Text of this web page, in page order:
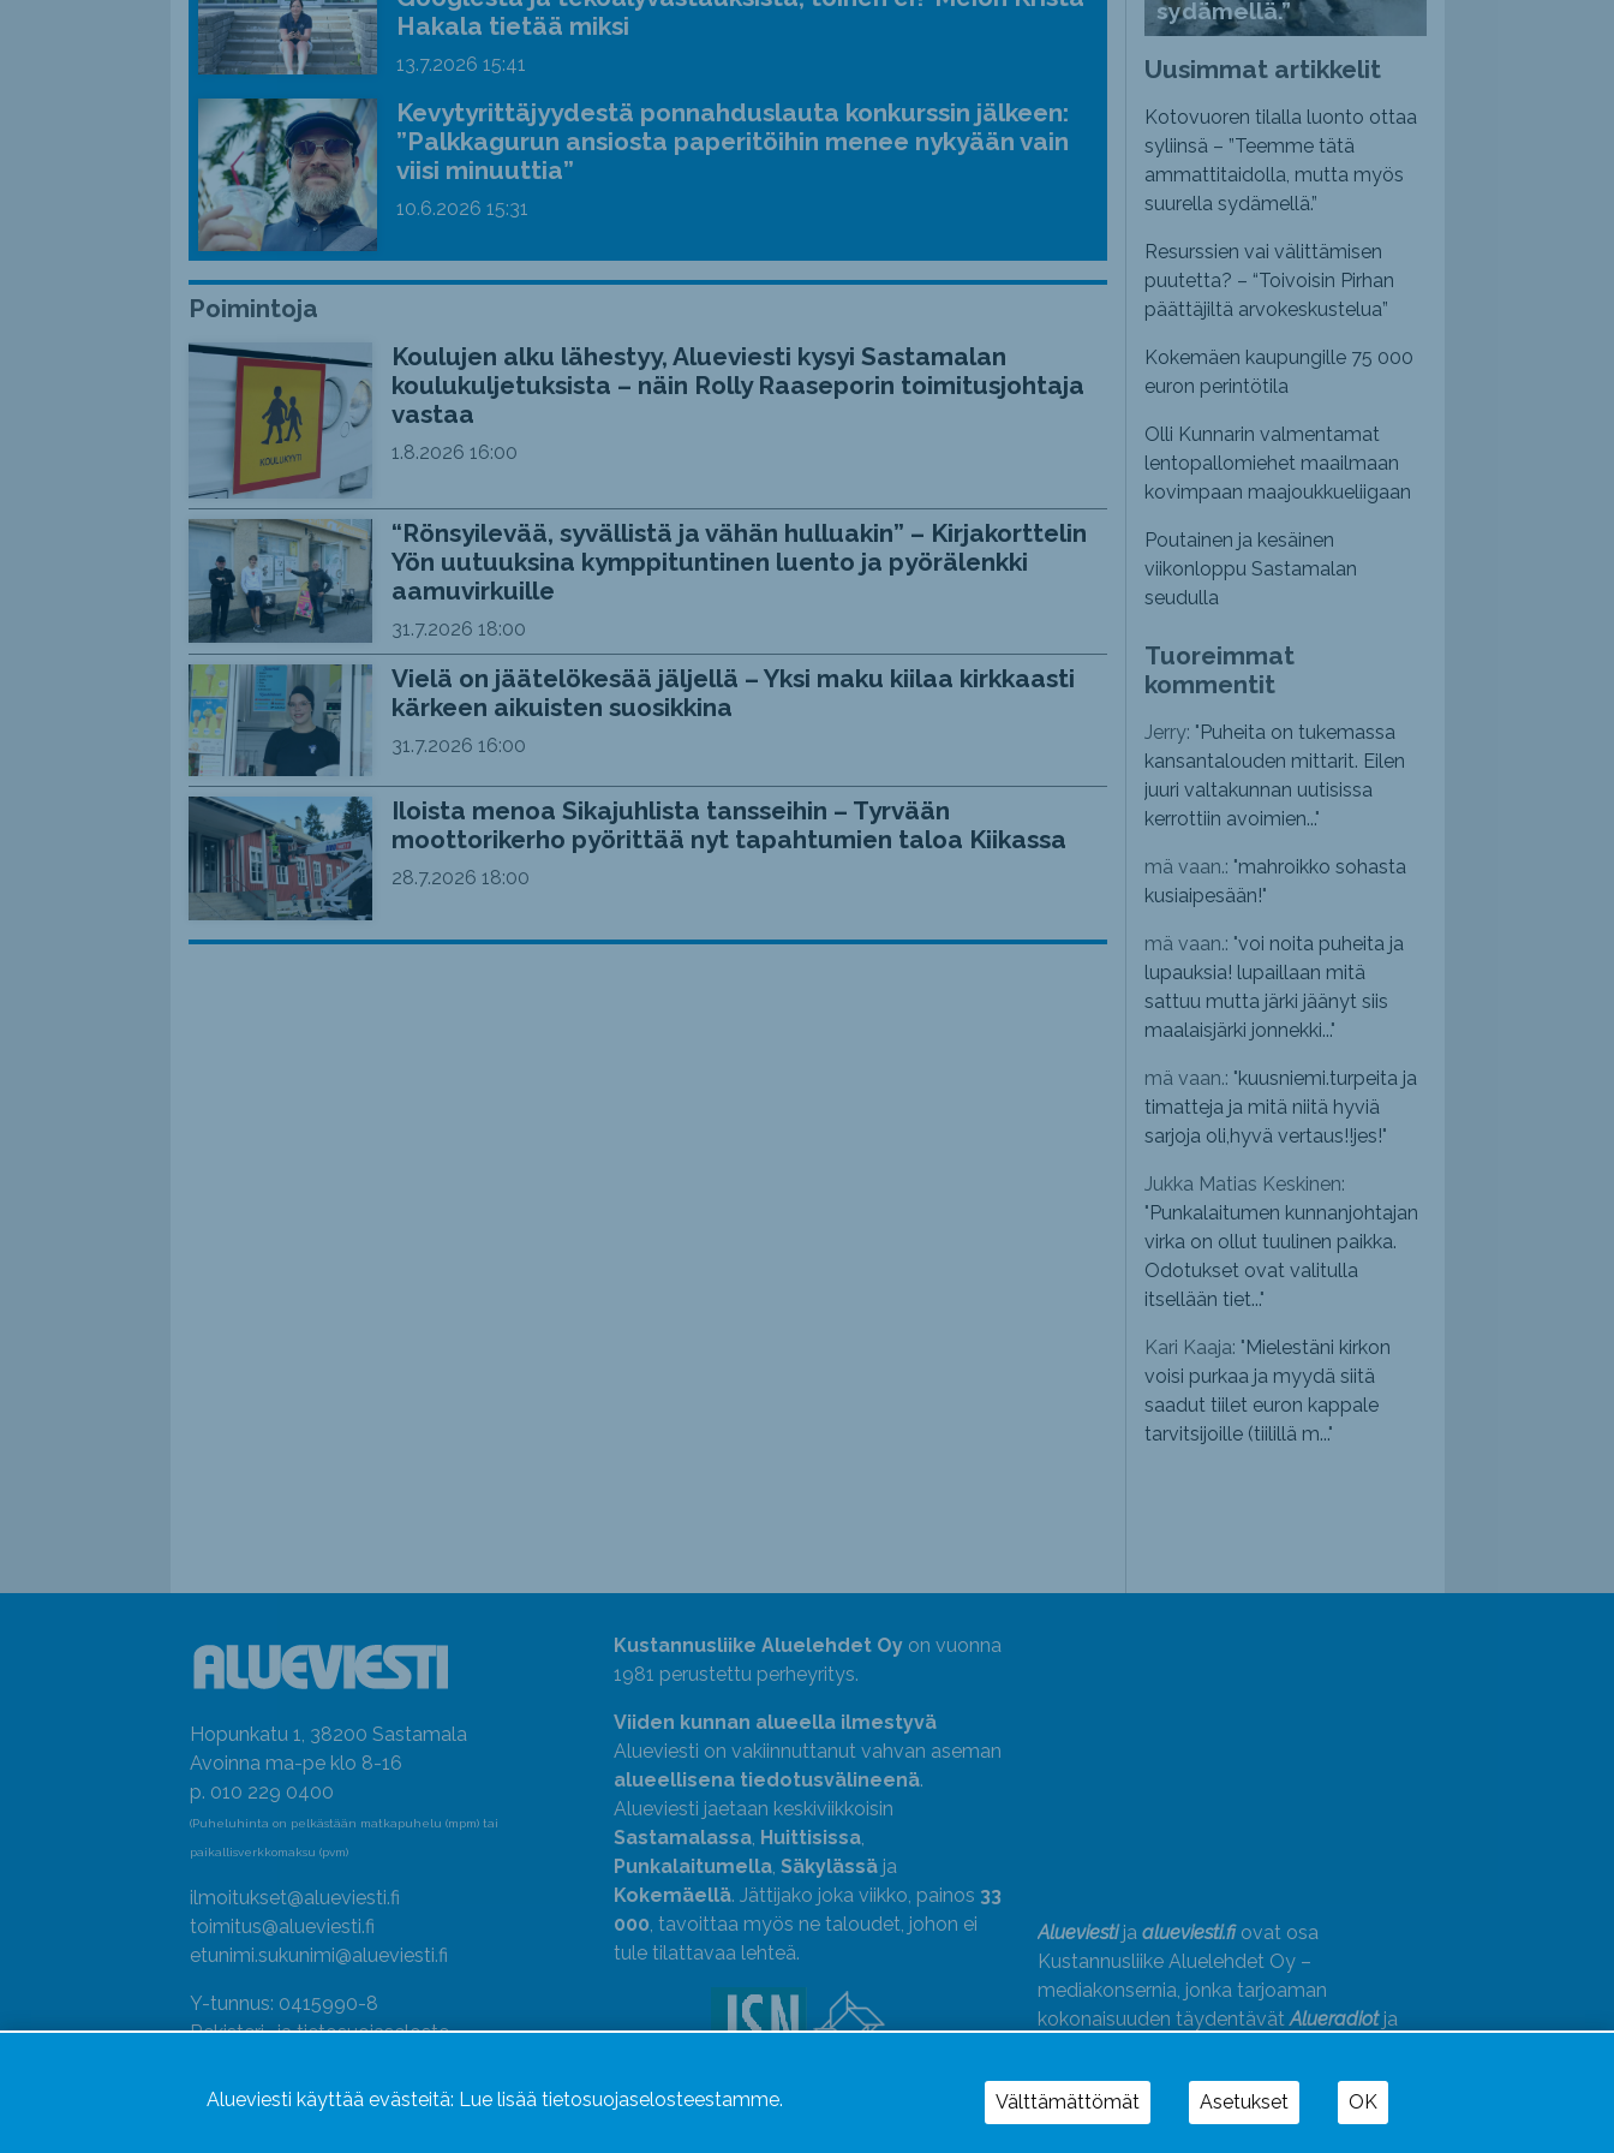
äänenvoimakkuutta
pienemmäksi.
Hakala tietää miksi
13.7.2026 15:41
Kevytyrittäjyydestä ponnahduslauta konkurssin jälkeen:
”Palkkagurun ansiosta paperitöihin menee nykyään vain
viisi minuuttia”
10.6.2026 15:31
Poimintoja
Koulujen alku lähestyy, Alueviesti kysyi Sastamalan
koulukuljetuksista – näin Rolly Raaseporin toimitusjohtaja
vastaa
1.8.2026 16:00
“Rönsyilevää, syvällistä ja vähän hulluakin” – Kirjakorttelin
Yön uutuuksina kymppituntinen luento ja pyörälenkki
aamuvirkuille
31.7.2026 18:00
Vielä on jäätelökesää jäljellä – Yksi maku kiilaa kirkkaasti
kärkeen aikuisten suosikkina
31.7.2026 16:00
Iloista menoa Sikajuhlista tansseihin – Tyrvään
moottorikerho pyörittää nyt tapahtumien taloa Kiikassa
28.7.2026 18:00
sydämellä.”
Uusimmat artikkelit
Kotovuoren tilalla luonto ottaa
syliinsä – ”Teemme tätä
ammattitaidolla, mutta myös
suurella sydämellä.”
Resurssien vai välittämisen
puutetta? – “Toivoisin Pirhan
päättäjiltä arvokeskustelua”
Kokemäen kaupungille 75 000
euron perintötila
Olli Kunnarin valmentamat
lentopallomiehet maailmaan
kovimpaan maajoukkueliigaan
Poutainen ja kesäinen
viikonloppu Sastamalan
seudulla
Tuoreimmat
kommentit
Jerry: " Puheita on tukemassa
kansantalouden mittarit. Eilen
juuri valtakunnan uutisissa
kerrottiin avoimien..."
mä vaan.: "mahroikko sohasta
kusiaipesään!"
mä vaan.: "voi noita puheita ja
lupauksia! lupaillaan mitä
sattuu mutta järki jäänyt siis
maalaisjärki jonnekki..."
mä vaan.: "kuusniemi.turpeita ja
timatteja ja mitä niitä hyviä
sarjoja oli,hyvä vertaus!!jes!"
Jukka Matias Keskinen:
" Punkalaitumen kunnanjohtajan
virka on ollut tuulinen paikka.
Odotukset ovat valitulla
itsellään tiet..."
Kari Kaaja: " Mielestäni kirkon
voisi purkaa ja myydä siitä
saadut tiilet euron kappale
tarvitsijoille (tiilillä m..."
Hopunkatu 1, 38200 Sastamala
Avoinna ma-pe klo 8-16
p. 010 229 0400
(Puheluhinta on pelkästään matkapuhelu (mpm) tai
paikallisverkkomaksu (pvm)
ilmoitukset@alueviesti.fi
toimitus@alueviesti.fi
etunimi.sukunimi@alueviesti.fi
Y-tunnus: 0415990-8
Rekisteri- ja tietosuojaseloste
Seuraa meitä
Kustannusliike Aluelehdet Oyon vuonna
1981 perustettu perheyritys.
Viiden kunnan alueella ilmestyvä
Alueviesti on vakiinnuttanut vahvan aseman
alueellisena tiedotusvälineenä.
Alueviesti jaetaan keskiviikkoisin
Sastamalassa, Huittisissa,
Punkalaitumella, Säkylässäja
Kokemäellä. Jättijako joka viikko, painos 33
000, tavoittaa myös ne taloudet, johon ei
tule tilattavaa lehteä.
Uutismedian Liiton jäsen. Noudatamme
Alueviestija alueviesti.fiovat osa
Kustannusliike Aluelehdet Oy –
mediakonsernia, jonka tarjoaman
kokonaisuuden täydentävätAlueradiotja
Alueviesti käyttää evästeitä: Lue lisää tietosuojaselosteestamme. Välttämättömät Asetukset OK